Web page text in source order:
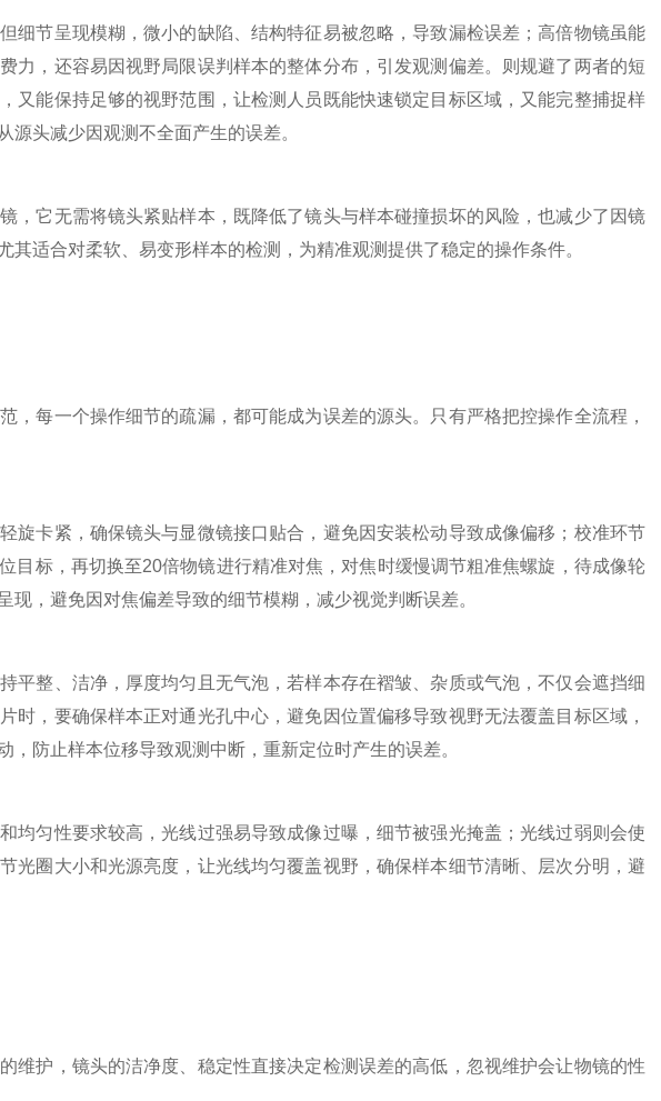
节呈现模糊，微小的缺陷、结构特征易被忽略，导致漏检误差；高倍物镜虽能
力，还容易因视野局限误判样本的整体分布，引发观测偏差。则规避了两者的短
又能保持足够的视野范围，让检测人员既能快速锁定目标区域，又能完整捕捉样
头减少因观测不全面产生的误差。
它无需将镜头紧贴样本，既降低了镜头与样本碰撞损坏的风险，也减少了因镜
适合对柔软、易变形样本的检测，为精准观测提供了稳定的操作条件。
每一个操作细节的疏漏，都可能成为误差的源头。只有严格把控操作全流程，
卡紧，确保镜头与显微镜接口贴合，避免因安装松动导致成像偏移；校准环节
目标，再切换至20倍物镜进行精准对焦，对焦时缓慢调节粗准焦螺旋，待成像轮
，避免因对焦偏差导致的细节模糊，减少视觉判断误差。
整、洁净，厚度均匀且无气泡，若样本存在褶皱、杂质或气泡，不仅会遮挡细
时，要确保样本正对通光孔中心，避免因位置偏移导致视野无法覆盖目标区域，
防止样本位移导致观测中断，重新定位时产生的误差。
匀性要求较高，光线过强易导致成像过曝，细节被强光掩盖；光线过弱则会使
光圈大小和光源亮度，让光线均匀覆盖视野，确保样本细节清晰、层次分明，避
护，镜头的洁净度、稳定性直接决定检测误差的高低，忽视维护会让物镜的性